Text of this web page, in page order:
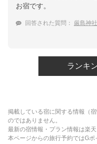
お宿です。
回答された質問： 厳島神社で紅
ランキ
掲載している宿に関する情報（
のではありません。
最新の宿情報・プラン情報は楽
本ページからの旅行予約ではGポ